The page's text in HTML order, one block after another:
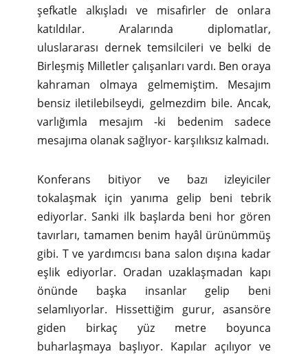
şefkatle alkışladı ve misafirler de onlara
katıldılar. Aralarında diplomatlar,
uluslararası dernek temsilcileri ve belki de
Birleşmiş Milletler çalışanları vardı. Ben oraya
kahraman olmaya gelmemiştim. Mesajım
bensiz iletilebilseydi, gelmezdim bile. Ancak,
varlığımla mesajım -ki bedenim sadece
mesajıma olanak sağlıyor- karşılıksız kalmadı.
Konferans bitiyor ve bazı izleyiciler
tokalaşmak için yanıma gelip beni tebrik
ediyorlar. Sanki ilk başlarda beni hor gören
tavırları, tamamen benim hayâl ürünümmüş
gibi. T ve yardımcısı bana salon dışına kadar
eşlik ediyorlar. Oradan uzaklaşmadan kapı
önünde başka insanlar gelip beni
selamlıyorlar. Hissettiğim gurur, asansöre
giden birkaç yüz metre boyunca
buharlaşmaya başlıyor. Kapılar açılıyor ve